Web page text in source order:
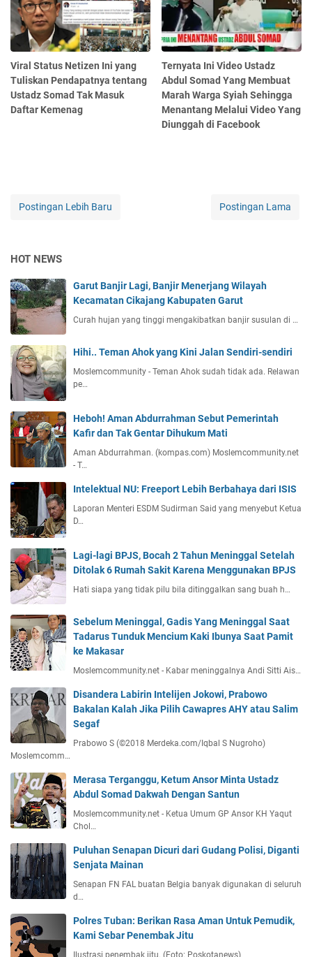
Viral Status Netizen Ini yang
Tuliskan Pendapatnya tentang
Ustadz Somad Tak Masuk
Daftar Kemenag
Ternyata Ini Video Ustadz
Abdul Somad Yang Membuat
Marah Warga Syiah Sehingga
Menantang Melalui Video Yang
Diunggah di Facebook
Postingan Lebih Baru Postingan Lama
HOT NEWS
Garut Banjir Lagi, Banjir Menerjang Wilayah
Kecamatan Cikajang Kabupaten Garut
Curah hujan yang tinggi mengakibatkan banjir susulan di …
Hihi.. Teman Ahok yang Kini Jalan Sendiri-sendiri
Moslemcommunity - Teman Ahok sudah tidak ada. Relawan
pe…
Heboh! Aman Abdurrahman Sebut Pemerintah
Kafir dan Tak Gentar Dihukum Mati
Aman Abdurrahman. (kompas.com) Moslemcommunity.net
- T…
Intelektual NU: Freeport Lebih Berbahaya dari ISIS
Laporan Menteri ESDM Sudirman Said yang menyebut Ketua
D…
Lagi-lagi BPJS, Bocah 2 Tahun Meninggal Setelah
Ditolak 6 Rumah Sakit Karena Menggunakan BPJS
Hati siapa yang tidak pilu bila ditinggalkan sang buah h…
Sebelum Meninggal, Gadis Yang Meninggal Saat
Tadarus Tunduk Mencium Kaki Ibunya Saat Pamit
ke Makasar
Moslemcommunity.net - Kabar meninggalnya Andi Sitti Ais…
Disandera Labirin Intelijen Jokowi, Prabowo
Bakalan Kalah Jika Pilih Cawapres AHY atau Salim
Segaf
Prabowo S (©2018 Merdeka.com/Iqbal S Nugroho)
Moslemcomm…
Merasa Terganggu, Ketum Ansor Minta Ustadz
Abdul Somad Dakwah Dengan Santun
Moslemcommunity.net - Ketua Umum GP Ansor KH Yaqut
Chol…
Puluhan Senapan Dicuri dari Gudang Polisi, Diganti
Senjata Mainan
Senapan FN FAL buatan Belgia banyak digunakan di seluruh
d…
Polres Tuban: Berikan Rasa Aman Untuk Pemudik,
Kami Sebar Penembak Jitu
Ilustrasi penembak jitu. (Foto: Poskotanews)